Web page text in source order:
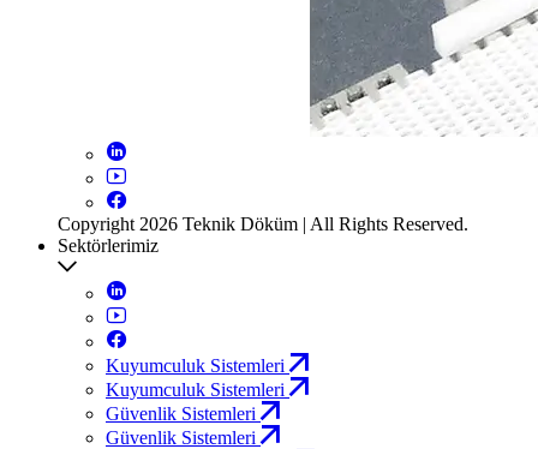
Copyright 2026 Teknik Döküm | All Rights Reserved.
Sektörlerimiz
Kuyumculuk Sistemleri
Kuyumculuk Sistemleri
Güvenlik Sistemleri
Güvenlik Sistemleri